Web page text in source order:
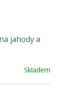
jahody a
Skladem